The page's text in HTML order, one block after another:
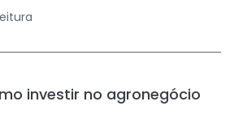
investir no agronegócio